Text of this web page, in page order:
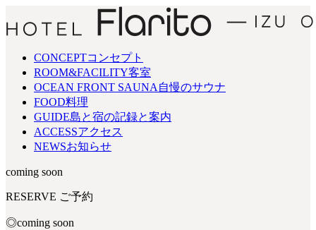
CONCEPTコンセプト
ROOM&FACILITY客室
OCEAN FRONT SAUNA 自慢のサウナ
FOOD料理
GUIDE島と宿の記録と案内
ACCESSアクセス
NEWSお知らせ
coming soon
RESERVE ご予約
◎coming soon